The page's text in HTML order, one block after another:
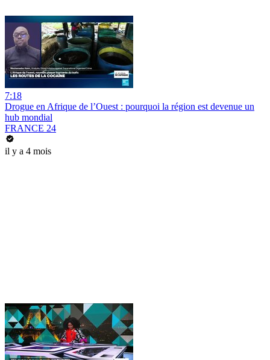
7:18
Drogue en Afrique de l’Ouest : pourquoi la région est devenue un
hub mondial
FRANCE 24
il y a 4 mois